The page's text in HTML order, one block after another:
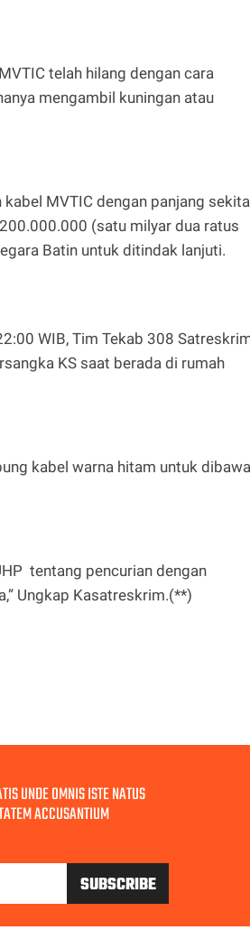
telah hilang dengan cara
mengambil kuningan atau
MVTIC dengan panjang
(satu milyar dua ratus
Batin untuk ditindak lanjuti.
WIB, Tim Tekab 308
KS saat berada di rumah
kabel warna hitam untuk dibawa
tentang pencurian dengan
Ungkap Kasatreskrim.(**)
UNDE OMNIS ISTE NATUS
ACCUSANTIUM